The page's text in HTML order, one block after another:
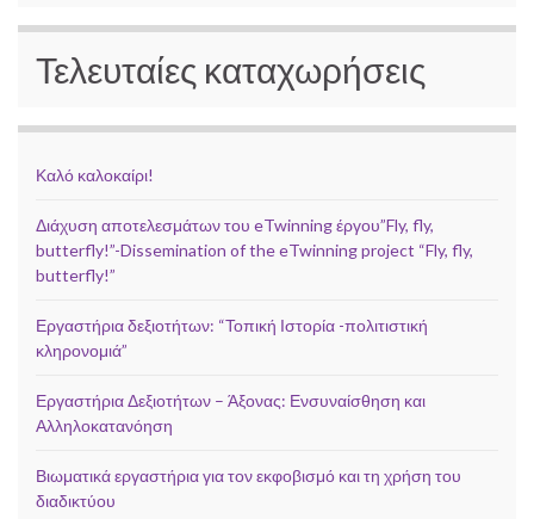
Τελευταίες καταχωρήσεις
Καλό καλοκαίρι!
Διάχυση αποτελεσμάτων του eTwinning έργου”Fly, fly,
butterfly!”-Dissemination of the eTwinning project “Fly, fly,
butterfly!”
Εργαστήρια δεξιοτήτων: “Τοπική Ιστορία -πολιτιστική
κληρονομιά”
Εργαστήρια Δεξιοτήτων – Άξονας: Ενσυναίσθηση και
Αλληλοκατανόηση
Βιωματικά εργαστήρια για τον εκφοβισμό και τη χρήση του
διαδικτύου